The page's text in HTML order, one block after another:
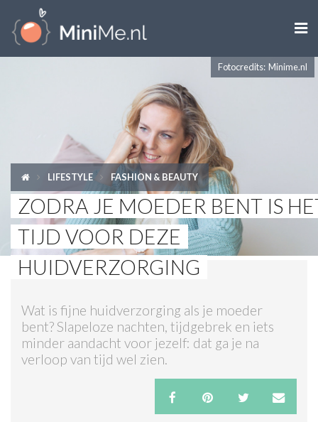

PEUTER
KIND
LIFESTYLE
SHOPS
ACTIES & KORTING
Fotocredits: Minime.nl
LIFESTYLE FASHION & BEAUTY
ZODRA JE MOEDER BENT IS
TIJD VOOR DEZE
HUIDVERZORGING
Wat is fijne huidverzorging als je moeder
bent? Slapeloze nachten, tijdgebrek en iets
minder aandacht voor jezelf: dat ga je na
verloop van tijd wel zien.